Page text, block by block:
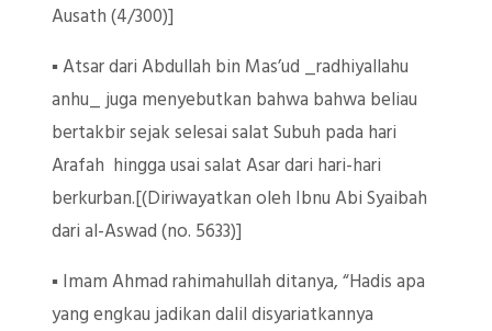
Ausath (4/300)]
▪️ Atsar dari Abdullah bin Mas’ud _radhiyallahu
anhu_ juga menyebutkan bahwa bahwa beliau
bertakbir sejak selesai salat Subuh pada hari
Arafah hingga usai salat Asar dari hari-hari
berkurban.[(Diriwayatkan oleh Ibnu Abi Syaibah
dari al-Aswad (no. 5633)]
▪️ Imam Ahmad rahimahullah ditanya, “Hadis apa
yang engkau jadikan dalil disyariatkannya